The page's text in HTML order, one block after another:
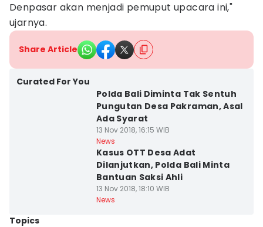
Denpasar akan menjadi pemuput upacara ini,"
ujarnya.
Share Article
Curated For You
Polda Bali Diminta Tak Sentuh
Pungutan Desa Pakraman, Asal
Ada Syarat
13 Nov 2018, 16:15 WIB
News
Kasus OTT Desa Adat
Dilanjutkan, Polda Bali Minta
Bantuan Saksi Ahli
13 Nov 2018, 18:10 WIB
News
Topics